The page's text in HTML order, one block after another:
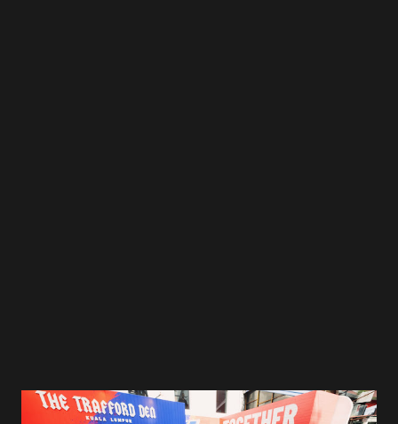
行，一个现实已逐渐浮现—— 任何单一政党或联盟，都不可能赢